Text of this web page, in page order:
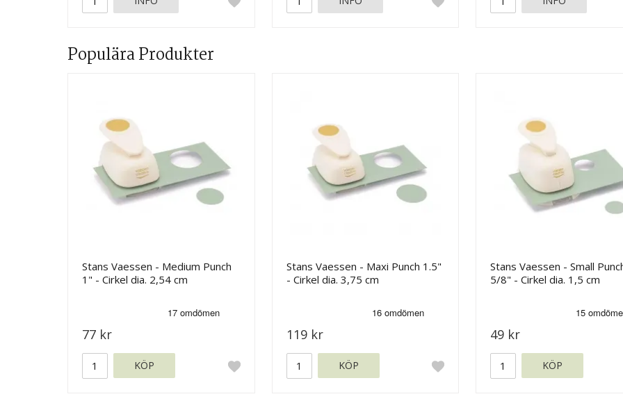
Populära Produkter
Stans Vaessen - Medium Punch
1" - Cirkel dia. 2,54 cm
77 kr
KÖP
Stans Vaessen - Maxi Punch 1.5"
- Cirkel dia. 3,75 cm
119 kr
KÖP
Stans Vaessen - Small
5/8" - Cirkel dia. 1,5 cm
49 kr
KÖP